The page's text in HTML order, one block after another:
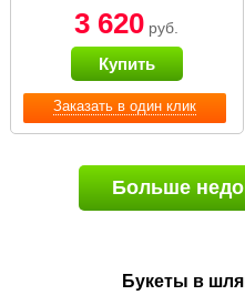
Заказать в один клик
3 620 руб.
Купить
Больше
Букеты в